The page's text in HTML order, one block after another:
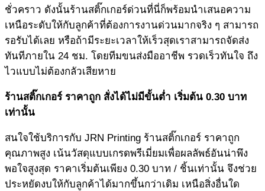
ชั่วคราว ดังนั้นร้านสติ๊กเกอร์ด่วนที่นี่ก็พร้อมนำเสนอความ
เหนือระดับให้กับลูกค้าที่ต้องการงานด่วนมากจริง ๆ สามารถ
รอรับได้เลย หรือถ้ามีระยะเวลาให้เร็วสุดเราสามารถจัดส่ง
ทันทีภายใน 24 ชม. โดยทีมขนส่งมืออาชีพ รวดเร็วทันใจ ถึง
ไวแบบไม่ต้องกลัวเสียหาย
ร้านสติ๊กเกอร์ราคาถูก สั่งได้ไม่มีขั้นต่ำ เริ่มต้น 0.30 บาท
เท่านั้น
สนใจใช้บริการกับ JRN Printing ร้านสติ๊กเกอร์ ราคาถูก
คุณภาพสูง เน้นวัสดุแบบเกรดพรีเมี่ยมเพื่อผลลัพธ์อันน่าพึง
พอใจสูงสุด ราคาเริ่มต้นเพียง 0.30 บาท / ชิ้นเท่านั้น จึงช่วย
ประหยัดงบให้กับลูกค้าได้มากขึ้นกว่าเดิม เหนือสิ่งอื่นใด